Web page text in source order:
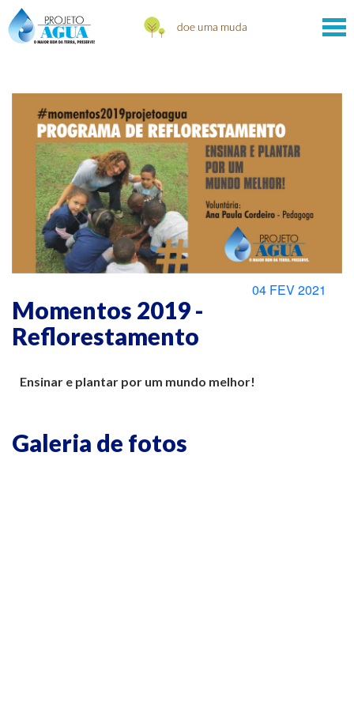
Momentos 2019 -
Reflorestamento
04 FEV 2021
Ensinar e plantar por um mundo melhor!
Galeria de fotos